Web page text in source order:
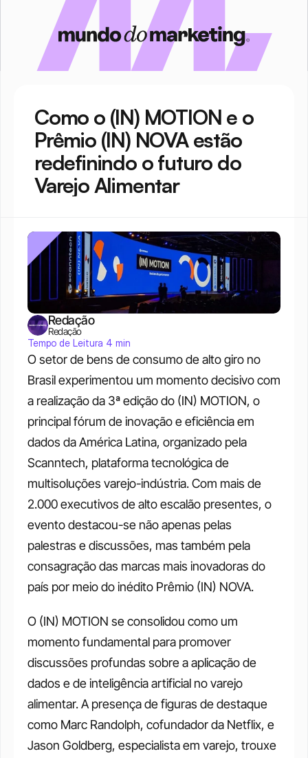
Como o (IN) MOTION e o
Prêmio (IN) NOVA estão
redefinindo o futuro do
Varejo Alimentar
O setor de bens de consumo de alto giro no
Brasil experimentou um momento decisivo com
a realização da 3ª edição do (IN) MOTION, o
principal fórum de inovação e eficiência em
dados da América Latina, organizado pela
Scanntech, plataforma tecnológica de
multisoluções varejo-indústria. Com mais de
2.000 executivos de alto escalão presentes, o
evento destacou-se não apenas pelas
palestras e discussões, mas também pela
consagração das marcas mais inovadoras do
país por meio do inédito Prêmio (IN) NOVA.
O (IN) MOTION se consolidou como um
momento fundamental para promover
discussões profundas sobre a aplicação de
dados e de inteligência artificial no varejo
alimentar. A presença de figuras de destaque
como Marc Randolph, cofundador da Netflix, e
Jason Goldberg, especialista em varejo, trouxe
Redação
Redação
Tempo de Leitura 4 min